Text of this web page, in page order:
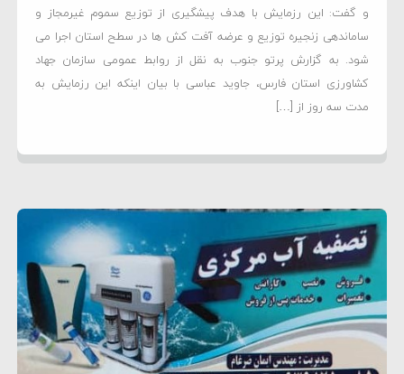
و گفت: این رزمایش با هدف پیشگیری از توزیع سموم غیرمجاز و
ساماندهی زنجیره توزیع و عرضه آفت کش ها در سطح استان اجرا می
شود. به گزارش پرتو جنوب به نقل از روابط عمومی سازمان جهاد
کشاورزی استان فارس، جاوید عباسی با بیان اینکه این رزمایش به
مدت سه روز از […]